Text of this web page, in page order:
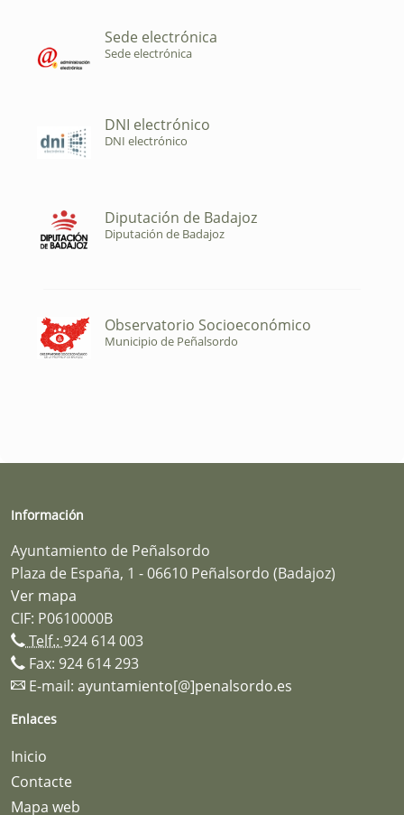
Sede electrónica
Sede electrónica
DNI electrónico
DNI electrónico
Diputación de Badajoz
Diputación de Badajoz
Observatorio Socioeconómico
Municipio de Peñalsordo
Información
Ayuntamiento de Peñalsordo
Plaza de España, 1 - 06610 Peñalsordo (Badajoz)
Ver mapa
CIF: P0610000B
Telf.: 924 614 003
Fax: 924 614 293
E-mail: ayuntamiento[@]penalsordo.es
Enlaces
Inicio
Contacte
Mapa web